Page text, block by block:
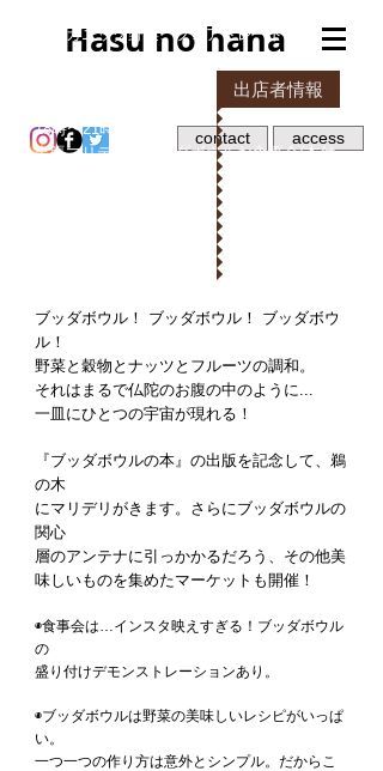
Hasu no hana
contact access
「ブッダボウル
の本」出版記念
2018/0
オーガニック野菜、フェアトレードドライフ
18時〜21時15分
出張マリデリ「ブッダボウルお食事会(本付
ブッダボウル！ ブッダボウル！ ブッダボウ
ル！
野菜と穀物とナッツとフルーツの調和。
それはまるで仏陀のお腹の中のように...
一皿にひとつの宇宙が現れる！
『ブッダボウルの本』の出版を記念して、鵜
の木
にマリデリがきます。さらにブッダボウルの
関心
層のアンテナに引っかかるだろう、その他美
味しいものを集めたマーケットも開催！
◉食事会は…インスタ映えすぎる！ブッダボウル
の
盛り付けデモンストレーションあり。
◉ブッダボウルは野菜の美味しいレシピがいっぱ
い。
一つ一つの作り方は意外とシンプル。だからこ
出店者情報